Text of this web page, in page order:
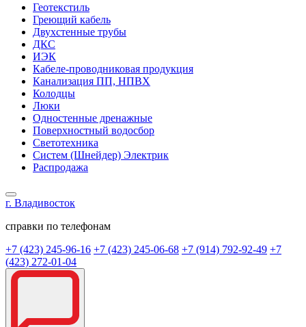
Геотекстиль
Греющий кабель
Двухстенные трубы
ДКС
ИЭК
Кабеле-проводниковая продукция
Канализация ПП, НПВХ
Колодцы
Люки
Одностенные дренажные
Поверхностный водосбор
Светотехника
Систем (Шнейдер) Электрик
Распродажа
г. Владивосток
справки по телефонам
+7 (423) 245-96-16 +7 (423) 245-06-68 +7 (914) 792-92-49 +7
(423) 272-01-04